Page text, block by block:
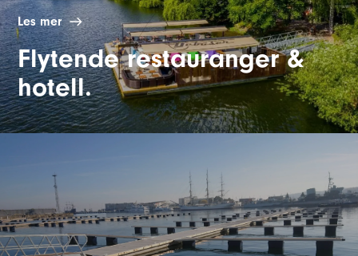
Les mer
Flytende restauranger &
hotell.